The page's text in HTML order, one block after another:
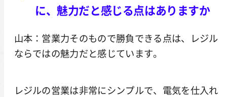
に、魅力だと感じる点はありますか
山本：営業力そのもので勝負できる点は、レジル
ならではの魅力だと感じています。
レジルの営業は非常にシンプルで、電気を仕入れ